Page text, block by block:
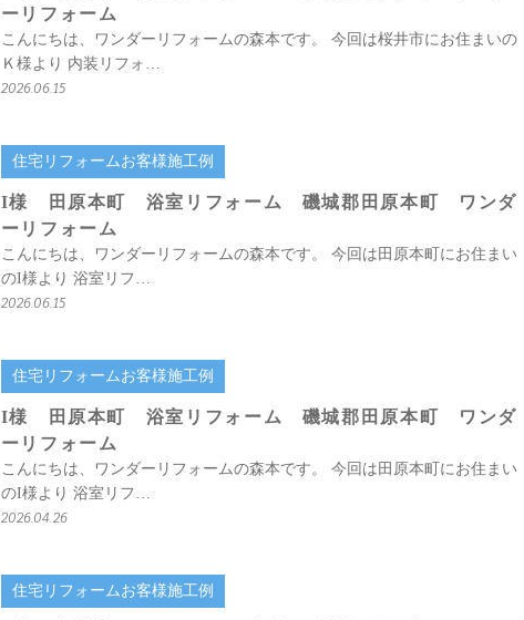
ーリフォーム
こんにちは、ワンダーリフォームの森本です。 今回は桜井市にお住まいの
Ｋ様より 内装リフォ…
2026.06.15
住宅リフォームお客様施工例
I様 田原本町 浴室リフォーム 磯城郡田原本町 ワンダ
ーリフォーム
こんにちは、ワンダーリフォームの森本です。 今回は田原本町にお住まい
のI様より 浴室リフ…
2026.06.15
住宅リフォームお客様施工例
I様 田原本町 浴室リフォーム 磯城郡田原本町 ワンダ
ーリフォーム
こんにちは、ワンダーリフォームの森本です。 今回は田原本町にお住まい
のI様より 浴室リフ…
2026.04.26
住宅リフォームお客様施工例